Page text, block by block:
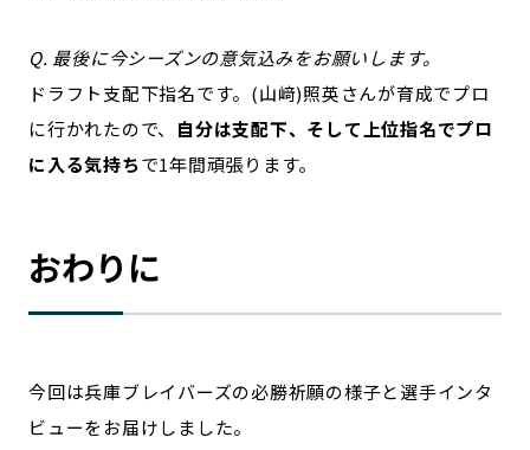
Q. 最後に今シーズンの意気込みをお願いします。
ドラフト支配下指名です。(山﨑)照英さんが育成でプロ
に行かれたので、 自分は支配下、そして上位指名でプロ
に入る気持ちで1年間頑張ります。
おわりに
今回は兵庫ブレイバーズの必勝祈願の様子と選手インタ
ビューをお届けしました。